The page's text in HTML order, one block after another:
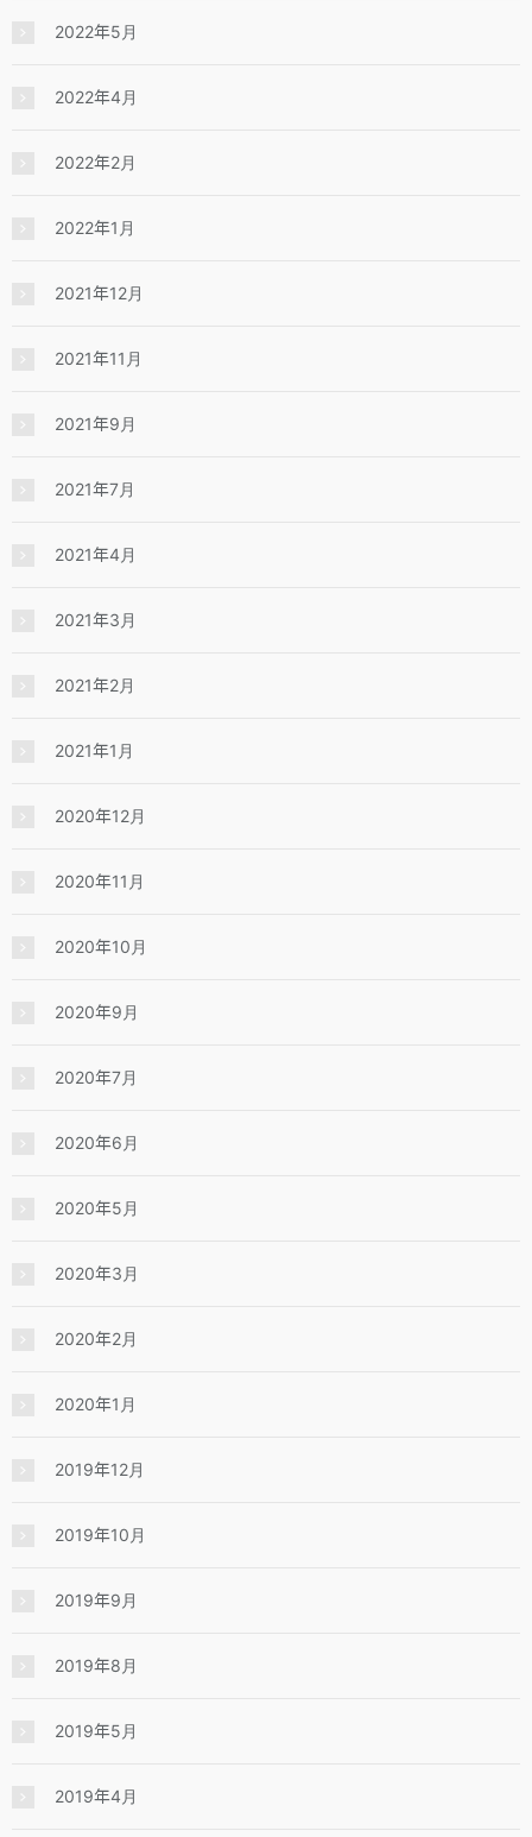
2022年5月
2022年4月
2022年2月
2022年1月
2021年12月
2021年11月
2021年9月
2021年7月
2021年4月
2021年3月
2021年2月
2021年1月
2020年12月
2020年11月
2020年10月
2020年9月
2020年7月
2020年6月
2020年5月
2020年3月
2020年2月
2020年1月
2019年12月
2019年10月
2019年9月
2019年8月
2019年5月
2019年4月